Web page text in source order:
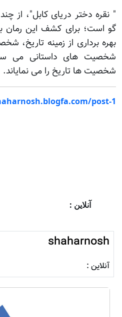
" نقره دختر دریای کابل"،
گو است؛ برای کشف این رمان
بهره برداری از زمینه تاریخ،
شخصیت های داستانی می
شخصیت ها تاریخ را می نمایاند.
آنلاین :
post-1...
shaharnosh
آنلاین :